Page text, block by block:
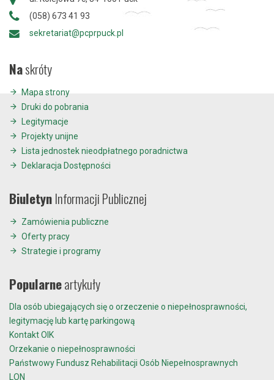
(058) 673 41 93
sekretariat@pcprpuck.pl
Naskróty
Mapa strony
Druki do pobrania
Legitymacje
Projekty unijne
Lista jednostek nieodpłatnego poradnictwa
Deklaracja Dostępności
BiuletynInformacji Publicznej
Zamówienia publiczne
Oferty pracy
Strategie i programy
Popularneartykuły
Dla osób ubiegających się o orzeczenie o niepełnosprawności,
legitymację lub kartę parkingową
Kontakt OIK
Orzekanie o niepełnosprawności
Państwowy Fundusz Rehabilitacji Osób Niepełnosprawnych
LON